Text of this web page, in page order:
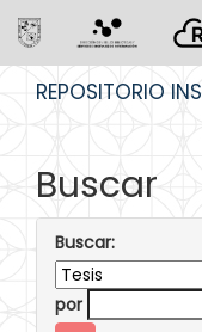
REPOSITORIO
Buscar
Buscar:
por